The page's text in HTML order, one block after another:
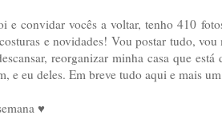
e convidar vocês a voltar, tenho 410
e novidades! Vou postar tudo, vou
reorganizar minha casa que
e eu deles. Em breve tudo aqui e mais
♥